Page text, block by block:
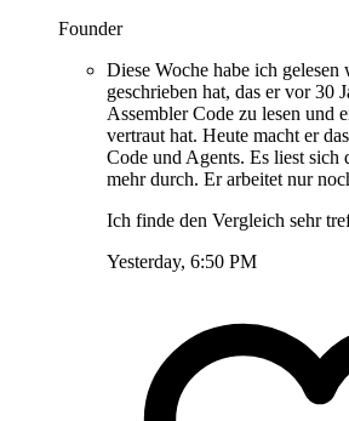
Founder
Diese Woche habe ich
geschrieben hat, das er vor 30
Assembler Code zu lesen und
vertraut hat. Heute macht er
Code und Agents. Es liest sich
mehr durch. Er arbeitet nur
Ich finde den Vergleich sehr
Yesterday, 6:50 PM